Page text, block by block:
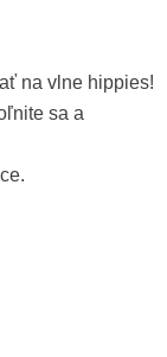
na vlne hippies!
sa a